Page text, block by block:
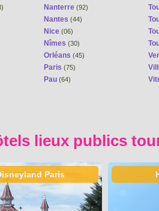
Nanterre (92)
Nantes (44)
Nice (06)
Nîmes (30)
Orléans (45)
Paris (75)
Pau (64)
lieux publics
Paris